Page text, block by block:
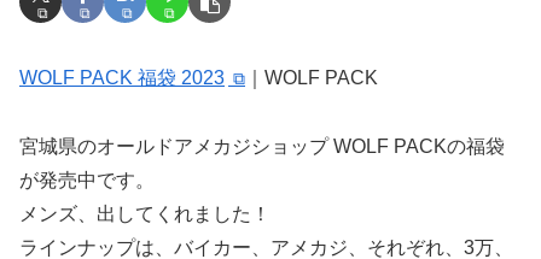
WOLF PACK 福袋 2023 ｜WOLF PACK
宮城県のオールドアメカジショップ WOLF PACKの福袋
が発売中です。
メンズ、出してくれました！
ラインナップは、バイカー、アメカジ、それぞれ、3万、